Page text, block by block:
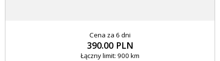
Cena za 6 dni
390.00 PLN
Łączny limit: 900 km